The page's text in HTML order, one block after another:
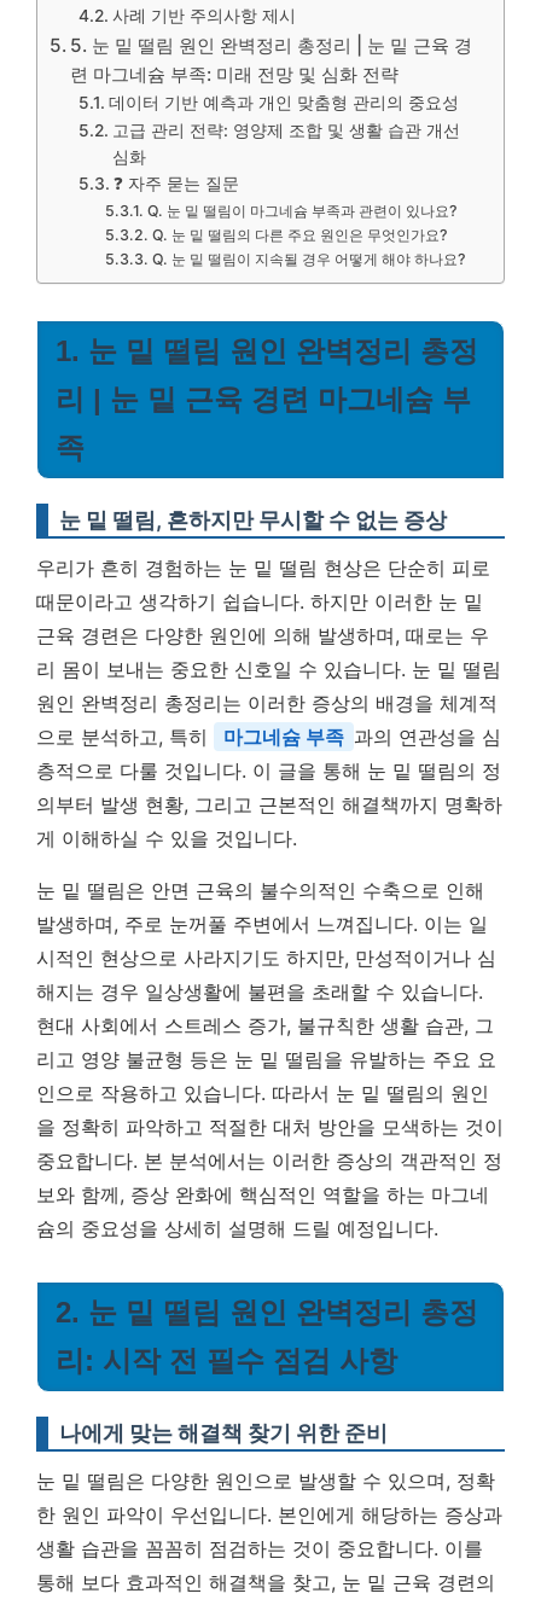
사례 기반 주의사항 제시
5. 눈 밑 떨림 원인 완벽정리 총정리 | 눈 밑 근육 경
련 마그네슘 부족: 미래 전망 및 심화 전략
데이터 기반 예측과 개인 맞춤형 관리의 중요성
고급 관리 전략: 영양제 조합 및 생활 습관 개선
심화
❓ 자주 묻는 질문
Q. 눈 밑 떨림이 마그네슘 부족과 관련이 있나요?
Q. 눈 밑 떨림의 다른 주요 원인은 무엇인가요?
Q. 눈 밑 떨림이 지속될 경우 어떻게 해야 하나요?
1. 눈 밑 떨림 원인 완벽정리 총정
리 | 눈 밑 근육 경련 마그네슘 부
족
눈 밑 떨림, 흔하지만 무시할 수 없는 증상
우리가 흔히 경험하는 눈 밑 떨림 현상은 단순히 피로
때문이라고 생각하기 쉽습니다. 하지만 이러한 눈 밑
근육 경련은 다양한 원인에 의해 발생하며, 때로는 우
리 몸이 보내는 중요한 신호일 수 있습니다. 눈 밑 떨림
원인 완벽정리 총정리는 이러한 증상의 배경을 체계적
으로 분석하고, 특히
마그네슘 부족 과의 연관성을 심
층적으로 다룰 것입니다. 이 글을 통해 눈 밑 떨림의 정
의부터 발생 현황, 그리고 근본적인 해결책까지 명확하
게 이해하실 수 있을 것입니다.
눈 밑 떨림은 안면 근육의 불수의적인 수축으로 인해
발생하며, 주로 눈꺼풀 주변에서 느껴집니다. 이는 일
시적인 현상으로 사라지기도 하지만, 만성적이거나 심
해지는 경우 일상생활에 불편을 초래할 수 있습니다.
현대 사회에서 스트레스 증가, 불규칙한 생활 습관, 그
리고 영양 불균형 등은 눈 밑 떨림을 유발하는 주요 요
인으로 작용하고 있습니다. 따라서 눈 밑 떨림의 원인
을 정확히 파악하고 적절한 대처 방안을 모색하는 것이
중요합니다. 본 분석에서는 이러한 증상의 객관적인 정
보와 함께, 증상 완화에 핵심적인 역할을 하는 마그네
슘의 중요성을 상세히 설명해 드릴 예정입니다.
2. 눈 밑 떨림 원인 완벽정리 총정
리: 시작 전 필수 점검 사항
나에게 맞는 해결책 찾기 위한 준비
눈 밑 떨림은 다양한 원인으로 발생할 수 있으며, 정확
한 원인 파악이 우선입니다. 본인에게 해당하는 증상과
생활 습관을 꼼꼼히 점검하는 것이 중요합니다. 이를
통해 보다 효과적인 해결책을 찾고, 눈 밑 근육 경련의